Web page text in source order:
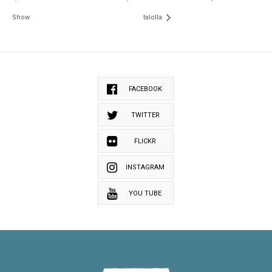
Show talolla
FACEBOOK
TWITTER
FLICKR
INSTAGRAM
YOU TUBE